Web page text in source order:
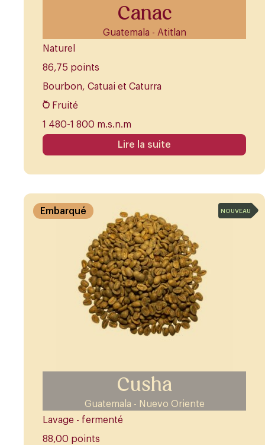
Canac
Guatemala - Atitlan
Naturel
86,75 points
Bourbon, Catuai et Caturra
Fruité
1 480-1 800 m.s.n.m
Lire la suite
Cusha
Guatemala - Nuevo Oriente
Embarqué
Lavage - fermenté
88,00 points
NOUVEAU